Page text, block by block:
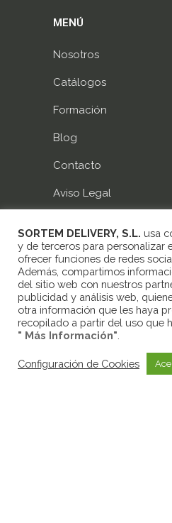
MENÚ
Nosotros
Catálogos
Formación
Blog
Contacto
Aviso Legal
Política de cookies
©Sortem Delivery S.L. - Plaza de la
SORTEM DELIVERY, S.L. usa
y de terceros para personalizar
ofrecer funciones de redes
Además, compartimos
del sitio web con nuestros
publicidad y análisis web,
otra información que les haya
recopilado a partir del uso que
" Más Información"
Configuración de Cookies